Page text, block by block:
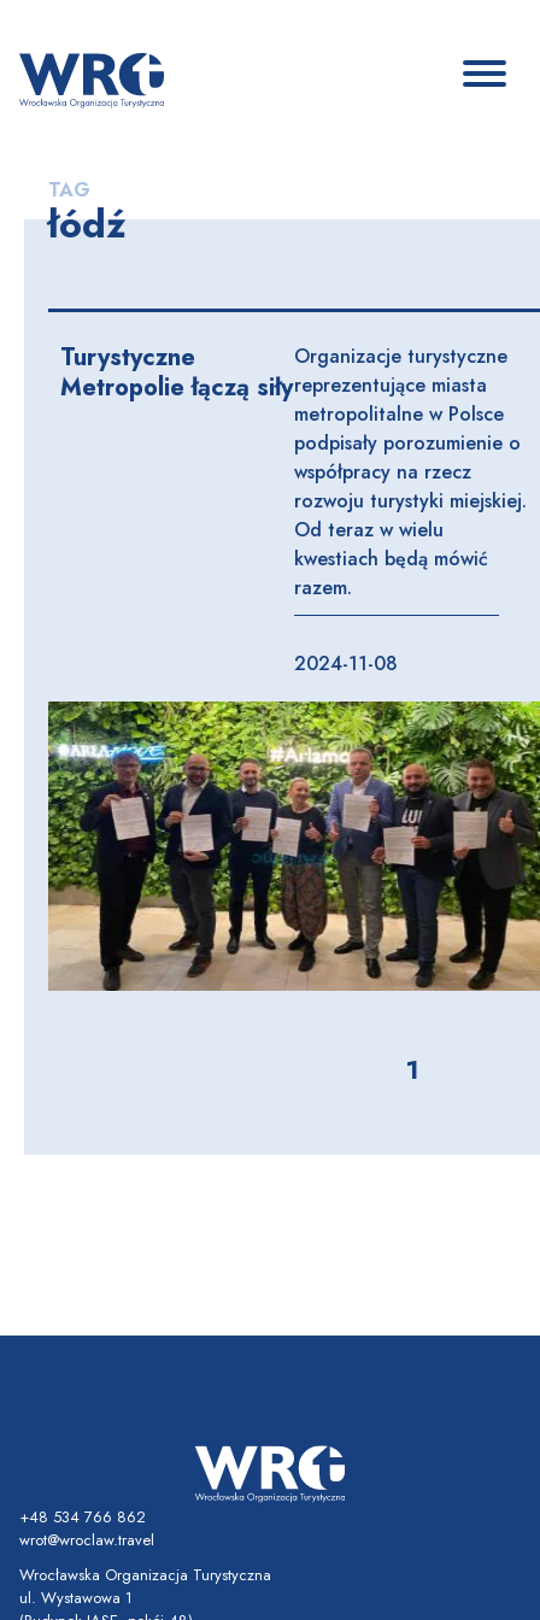
TAG
łódź
Turystyczne
Metropolie łączą siły
Organizacje turystyczne
reprezentujące miasta
metropolitalne w Polsce
podpisały porozumienie o
współpracy na rzecz
rozwoju turystyki miejskiej.
Od teraz w wielu
kwestiach będą mówić
razem.
2024-11-08
1
+48 534 766 862
wrot@wroclaw.travel
Wrocławska Organizacja Turystyczna
ul. Wystawowa 1